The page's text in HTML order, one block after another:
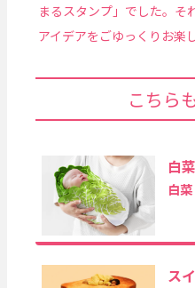
まるスタンプ」でした。そ
アイデアをごゆっくりお楽
こちら
白
白菜
ス